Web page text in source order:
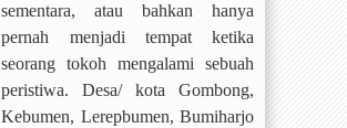
sementara, atau bahkan hanya
pernah menjadi tempat ketika
seorang tokoh mengalami sebuah
peristiwa. Desa/ kota Gombong,
Kebumen, Lerepbumen, Bumiharjo